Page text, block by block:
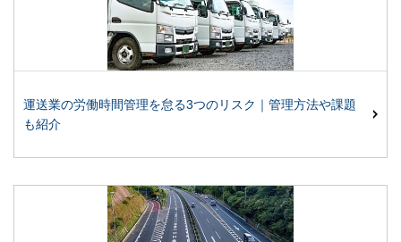
運送業の労働時間管理を怠る3つのリスク｜管理方法や課題
も紹介